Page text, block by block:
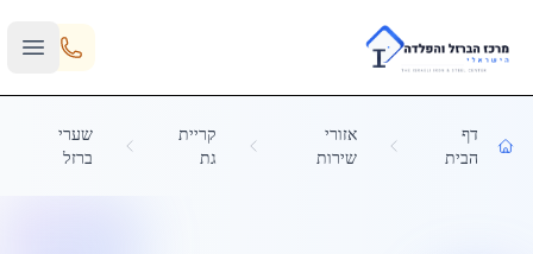
Skip to main content
דף
הבית
אזורי
שירות
קריית
גת
שערי
ברזל